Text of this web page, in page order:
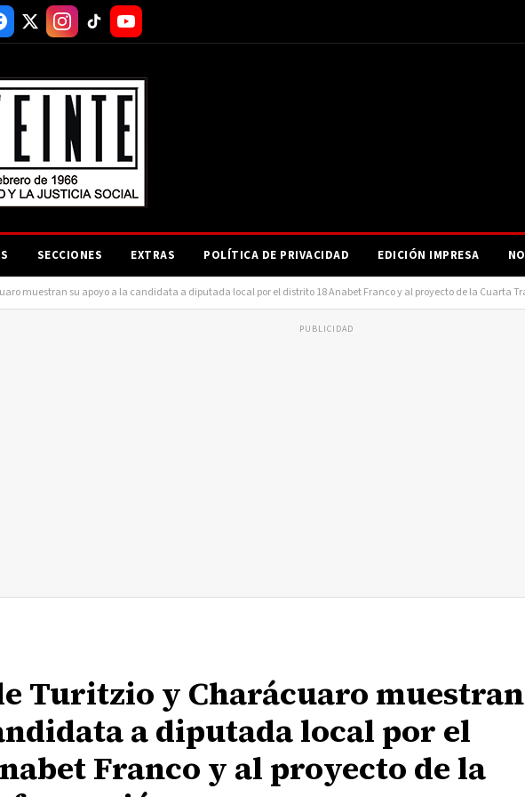
SECCIONES EXTRAS POLÍTICA DE PRIVACIDAD EDICIÓN IMPRESA
muestran su apoyo a la candidata a diputada local por el distrito 18 Anabet Franco y al proyecto de la Cuarta
PUBLICIDAD
Turitzio y Charácuaro
a diputada local por el
Franco y al proyecto de la